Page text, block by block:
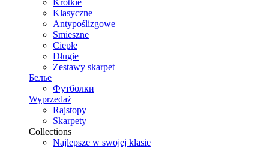
Krótkie
Klasyczne
Antypoślizgowe
Smieszne
Ciepłe
Długie
Zestawy skarpet
Белье
Футболки
Wyprzedaż
Rajstopy
Skarpety
Collections
Najlepsze w swojej klasie